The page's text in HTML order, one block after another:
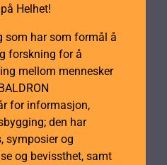
Helhet!
som har som formål å
forskning for å
mellom mennesker
for informasjon,
den har
symposier og
og bevissthet, samt